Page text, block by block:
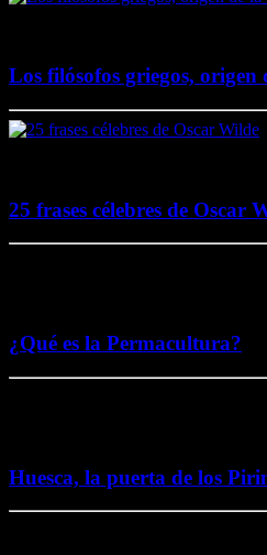
Los filósofos griegos,
25 frases célebres de Oscar
¿Qué es la Permacultura?
Huesca, la puerta de los